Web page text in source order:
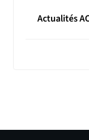
Actualités